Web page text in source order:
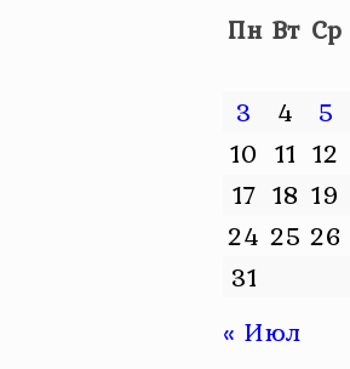
Пн Вт Ср
3
4 5
10 11 12
17 18 19
24 25 26
31
« Июл